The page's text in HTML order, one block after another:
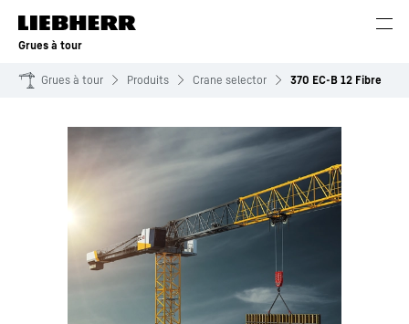
Grues à tour
Grues à tour Produits Crane selector 370 EC-B 12 Fibre